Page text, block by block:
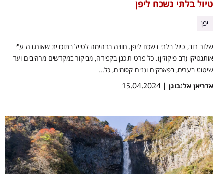
טיול בלתי נשכח ליפן
יפן
שלום דוב, טיול בלתי נשכח ליפן. חוויה מדהימה לטייל בתוכנית שאורגנה ע"י
אותנטיקו (דב פיקולין). כל פרט תוכנן בקפידה, מביקור במקדשים מרהיבים ועד
שיטוט בערים, בפארקים וגנים קסומים, כל...
אדריאן אלנבוגן | 15.04.2024